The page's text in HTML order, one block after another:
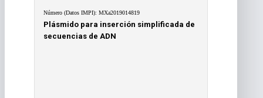
Número (Datos IMPI): MXa2019014819
Plásmido para inserción simplificada de
secuencias de ADN